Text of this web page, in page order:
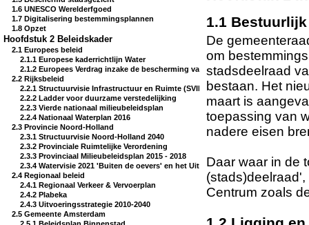
1.6 UNESCO Werelderfgoed
1.7 Digitalisering bestemmingsplannen
1.8 Opzet
Hoofdstuk 2 Beleidskader
2.1 Europees beleid
2.1.1 Europese kaderrichtlijn Water
2.1.2 Europees Verdrag inzake de bescherming van het archeologisch erfgoed
2.2 Rijksbeleid
2.2.1 Structuurvisie Infrastructuur en Ruimte (SVIR) en Besluit algemene
2.2.2 Ladder voor duurzame verstedelijking
2.2.3 Vierde nationaal milieubeleidsplan
2.2.4 Nationaal Waterplan 2016
2.3 Provincie Noord-Holland
2.3.1 Structuurvisie Noord-Holland 2040
2.3.2 Provinciale Ruimtelijke Verordening
2.3.3 Provinciaal Milieubeleidsplan 2015 - 2018
2.3.4 Watervisie 2021 'Buiten de oevers' en het Uitvoeringsprogramma 2016-
2.4 Regionaal beleid
2.4.1 Regionaal Verkeer & Vervoerplan
2.4.2 Plabeka
2.4.3 Uitvoeringsstrategie 2010-2040
2.5 Gemeente Amsterdam
1.1
De
om
stadsdeelraad
bestaan. Het
maart is
toepassing van
nadere eisen
Daar waar in de
Centrum zoals